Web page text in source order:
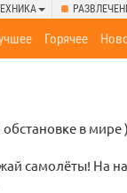
Горячее
в мире )
самолёты! На